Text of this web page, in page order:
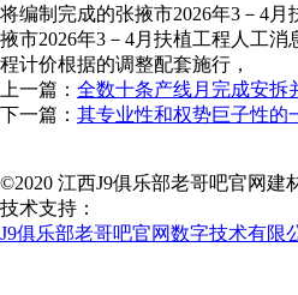
将编制完成的张掖市2026年3－4
掖市2026年3－4月扶植工程人工
程计价根据的调整配套施行，
上一篇： 全数十条产线月完成安拆
下一篇： 其专业性和权势巨子性的
©2020 江西J9俱乐部老哥吧官网建
技术支持：
J9俱乐部老哥吧官网数字技术有限